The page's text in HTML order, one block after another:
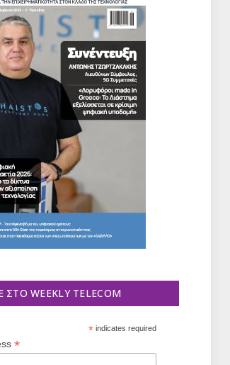
ΣΤΟ WEEKLY TELECOM
*indicates required
*